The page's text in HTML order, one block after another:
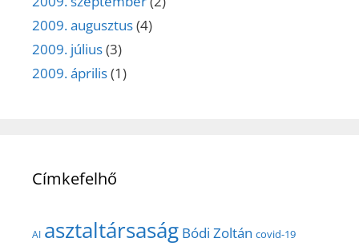
2009. augusztus(4)
2009. július(3)
2009. április(1)
Címkefelhő
AI asztaltársaság Bódi Zoltán covid-19